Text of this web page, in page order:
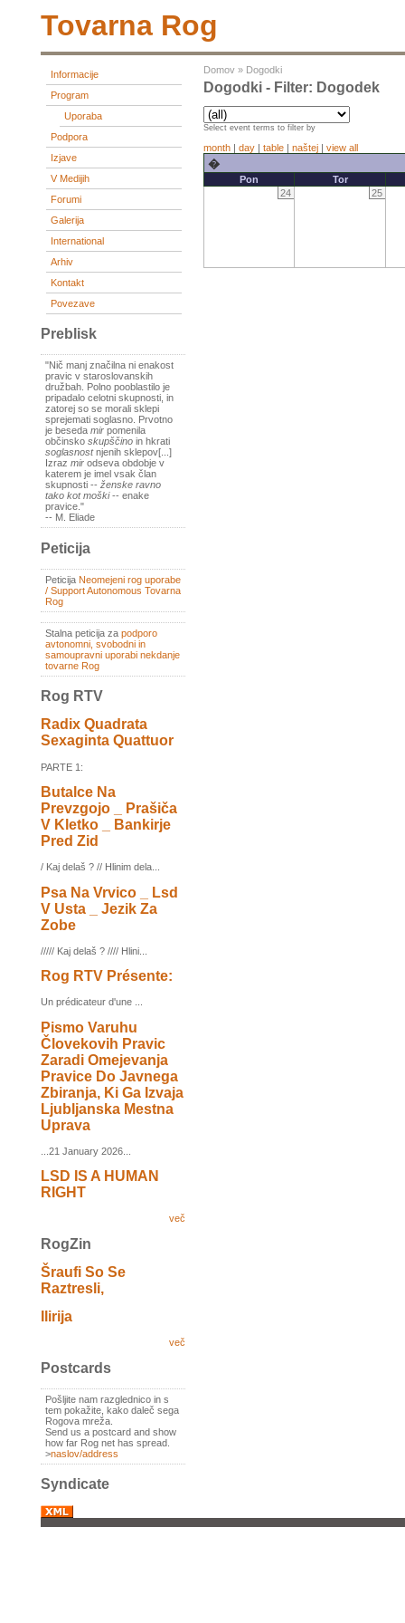
Tovarna Rog
Informacije
Program
Uporaba
Podpora
Izjave
V Medijih
Forumi
Galerija
International
Arhiv
Kontakt
Povezave
Preblisk
"Nič manj značilna ni enakost
pravic v staroslovanskih
družbah. Polno pooblastilo je
pripadalo celotni skupnosti, in
zatorej so se morali sklepi
sprejemati soglasno. Prvotno
je beseda mir pomenila
občinsko skupščino in hkrati
soglasnostnjenih sklepov[...]
Izraz mir odseva obdobje v
katerem je imel vsak član
skupnosti -- ženske ravno
tako kot moški-- enake
pravice."
-- M. Eliade
Peticija
Peticija Neomejeni rog uporabe
/ Support Autonomous Tovarna
Rog
Stalna peticija za podporo
avtonomni, svobodni in
samoupravni uporabi nekdanje
tovarne Rog
Rog RTV
Radix Quadrata
Sexaginta Quattuor
PARTE 1:
Butalce Na
Prevzgojo _ Prašiča
V Kletko _ Bankirje
Pred Zid
/ Kaj delaš ? // Hlinim dela...
Psa Na Vrvico _ Lsd
V Usta _ Jezik Za
Zobe
///// Kaj delaš ? //// Hlini...
Rog RTV Présente:
Un prédicateur d'une ...
Pismo Varuhu
Človekovih Pravic
Zaradi Omejevanja
Pravice Do Javnega
Zbiranja, Ki Ga Izvaja
Ljubljanska Mestna
Uprava
...21 January 2026...
LSD IS A HUMAN
RIGHT
več
RogZin
Šraufi So Se
Raztresli,
Ilirija
več
Postcards
Pošljite nam razglednico in s
tem pokažite, kako daleč sega
Rogova mreža.
Send us a postcard and show
how far Rog net has spread.
>naslov/address
Syndicate
Domov » Dogodki
Dogodki - Filter: Dogodek
Select event terms to filter by
month | day | table | naštej | view all
�
Pon
Tor
24
25